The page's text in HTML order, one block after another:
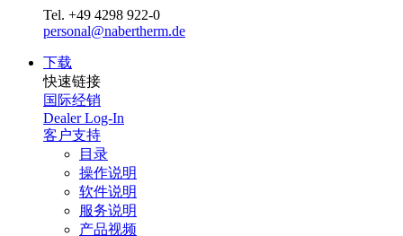
Tel. +49 4298 922-0
personal@nabertherm.de
下载
快速链接
国际经销
Dealer Log-In
客户支持
目录
操作说明
软件说明
服务说明
产品视频